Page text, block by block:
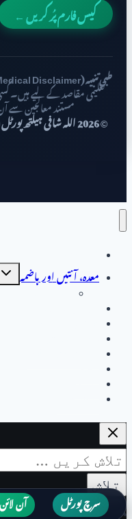
سرچ پورٹل آن
کیس فارم پُر کریں ←
طبی تنبیہ (Medical Disclaimer):
تعلیمی مقاصد کے لیے
مستند معالجین سے
معدہ، آنتیں اور ہاضمہ
child
تلاش
کریں
برائے: